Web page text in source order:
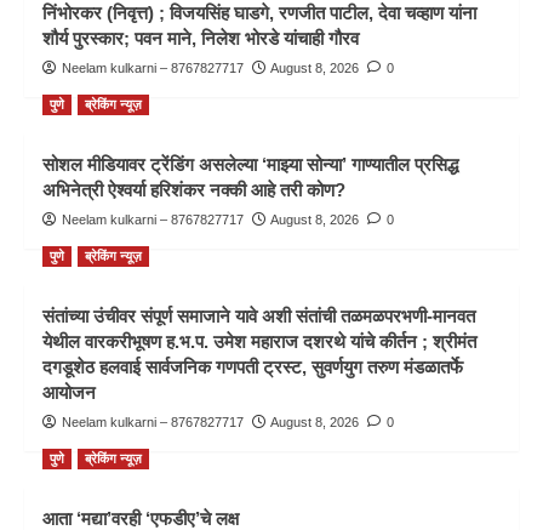
निंभोरकर (निवृत्त) ; विजयसिंह घाडगे, रणजीत पाटील, देवा चव्हाण यांना
शौर्य पुरस्कार; पवन माने, निलेश भोरडे यांचाही गौरव
Neelam kulkarni – 8767827717 August 8, 2026 0
पुणे ब्रेकिंग न्यूज़
सोशल मीडियावर ट्रेंडिंग असलेल्या ‘माझ्या सोन्या’ गाण्यातील प्रसिद्ध
अभिनेत्री ऐश्वर्या हरिशंकर नक्की आहे तरी कोण?
Neelam kulkarni – 8767827717 August 8, 2026 0
पुणे ब्रेकिंग न्यूज़
संतांच्या उंचीवर संपूर्ण समाजाने यावे अशी संतांची तळमळपरभणी-मानवत
येथील वारकरीभूषण ह.भ.प. उमेश महाराज दशरथे यांचे कीर्तन ; श्रीमंत
दगडूशेठ हलवाई सार्वजनिक गणपती ट्रस्ट, सुवर्णयुग तरुण मंडळातर्फे
आयोजन
Neelam kulkarni – 8767827717 August 8, 2026 0
पुणे ब्रेकिंग न्यूज़
आता ‘मद्या’वरही ‘एफडीए’चे लक्ष